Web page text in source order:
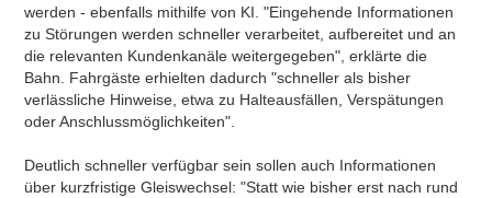
werden - ebenfalls mithilfe von KI. "Eingehende Informationen
zu Störungen werden schneller verarbeitet, aufbereitet und an
die relevanten Kundenkanäle weitergegeben", erklärte die
Bahn. Fahrgäste erhielten dadurch "schneller als bisher
verlässliche Hinweise, etwa zu Halteausfällen, Verspätungen
oder Anschlussmöglichkeiten".
Deutlich schneller verfügbar sein sollen auch Informationen
über kurzfristige Gleiswechsel: "Statt wie bisher erst nach rund